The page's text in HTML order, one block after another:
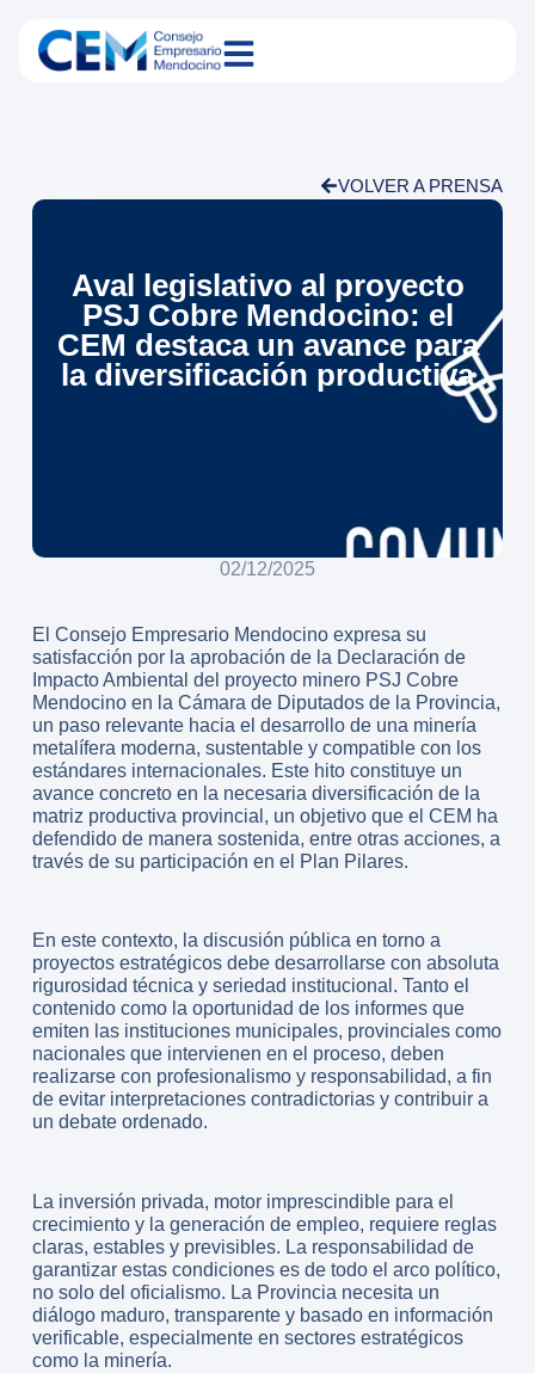
VOLVER A PRENSA
Aval legislativo al proyecto
PSJ Cobre Mendocino: el
CEM destaca un avance para
la diversificación productiva
02/12/2025
El Consejo Empresario Mendocino expresa su
satisfacción por la aprobación de la Declaración de
Impacto Ambiental del proyecto minero PSJ Cobre
Mendocino en la Cámara de Diputados de la Provincia,
un paso relevante hacia el desarrollo de una minería
metalífera moderna, sustentable y compatible con los
estándares internacionales. Este hito constituye un
avance concreto en la necesaria diversificación de la
matriz productiva provincial, un objetivo que el CEM ha
defendido de manera sostenida, entre otras acciones, a
través de su participación en el Plan Pilares.
En este contexto, la discusión pública en torno a
proyectos estratégicos debe desarrollarse con absoluta
rigurosidad técnica y seriedad institucional. Tanto el
contenido como la oportunidad de los informes que
emiten las instituciones municipales, provinciales como
nacionales que intervienen en el proceso, deben
realizarse con profesionalismo y responsabilidad, a fin
de evitar interpretaciones contradictorias y contribuir a
un debate ordenado.
La inversión privada, motor imprescindible para el
crecimiento y la generación de empleo, requiere reglas
claras, estables y previsibles. La responsabilidad de
garantizar estas condiciones es de todo el arco político,
no solo del oficialismo. La Provincia necesita un
diálogo maduro, transparente y basado en información
verificable, especialmente en sectores estratégicos
como la minería.